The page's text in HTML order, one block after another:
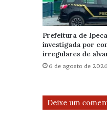
Prefeitura de
investigada por
irregulares de
6 de agosto de 2026
Deixe um